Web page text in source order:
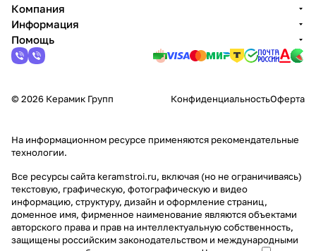
Компания
Информация
Помощь
© 2026 Керамик Групп КонфиденциальностьОферта
На информационном ресурсе применяются рекомендательные
технологии.
Все ресурсы сайта keramstroi.ru, включая (но не ограничиваясь)
текстовую, графическую, фотографическую и видео
информацию, структуру, дизайн и оформление страниц,
доменное имя, фирменное наименование являются объектами
авторского права и прав на интеллектуальную собственность,
защищены российским законодательством и международными